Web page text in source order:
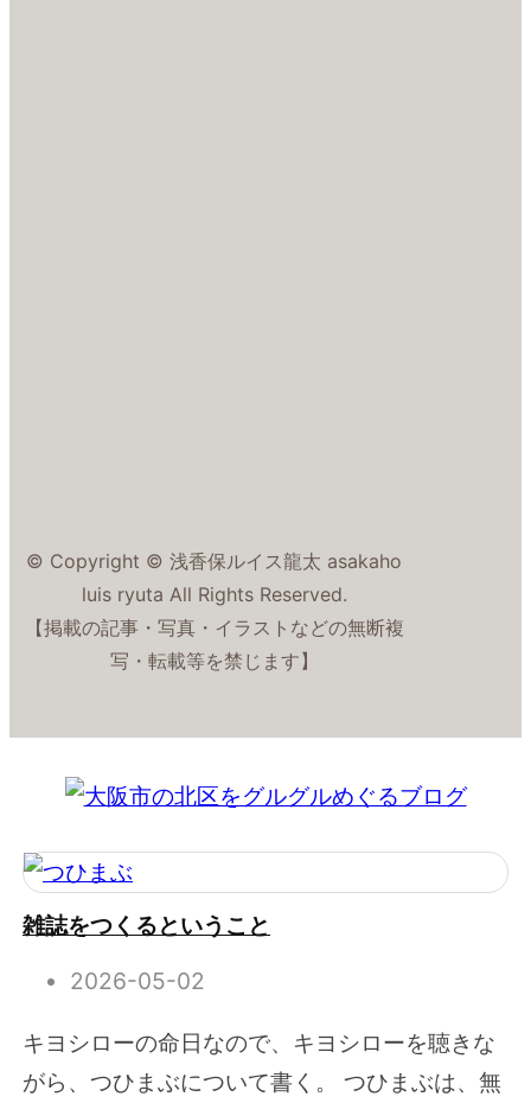
© Copyright © 浅香保ルイス龍太 asakaho
luis ryuta All Rights Reserved.
【掲載の記事・写真・イラストなどの無断複
写・転載等を禁じます】
雑誌をつくるということ
2026-05-02
キヨシローの命日なので、キヨシローを聴きな
がら、つひまぶについて書く。 つひまぶは、無